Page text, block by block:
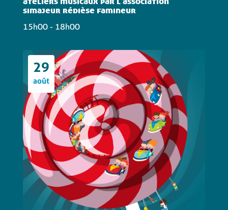
simajeur rédièse famineur
15h00- 18h00
29
août